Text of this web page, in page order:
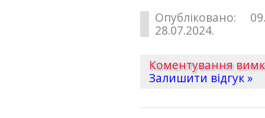
Опубліковано:
28.07.2024.
Коментування
Залишити відгук »